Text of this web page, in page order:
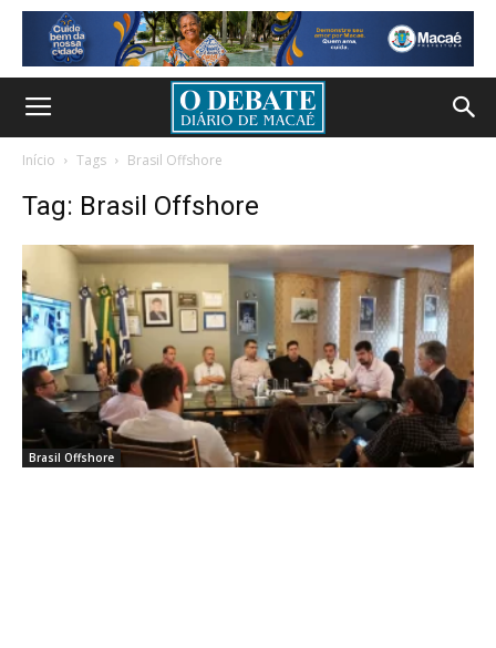
Início Tags Brasil Offshore
Tag: Brasil Offshore
Brasil Offshore